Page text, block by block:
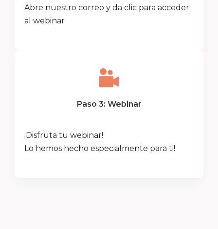
Abre nuestro correo y da clic para acceder
al webinar
Paso 3: Webinar
¡Disfruta tu webinar!
Lo hemos hecho especialmente para ti!